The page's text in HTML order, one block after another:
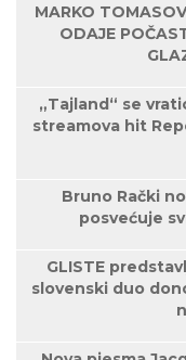
MARKO
ODAJE
„Tajland“ se
streamova hit
Bruno Rački
posvećuje
GLISTE
slovenski duo